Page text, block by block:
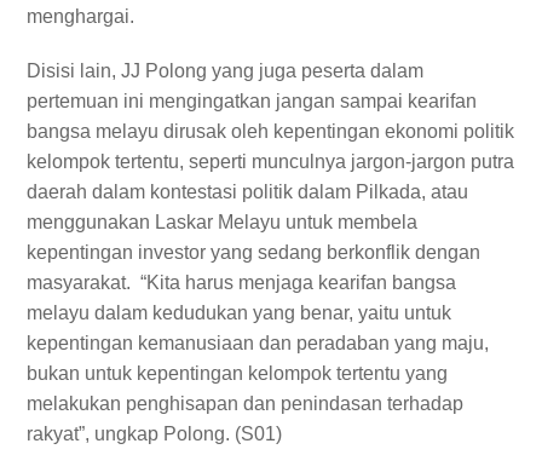
menghargai.
Disisi lain, JJ Polong yang juga peserta dalam
pertemuan ini mengingatkan jangan sampai kearifan
bangsa melayu dirusak oleh kepentingan ekonomi politik
kelompok tertentu, seperti munculnya jargon-jargon putra
daerah dalam kontestasi politik dalam Pilkada, atau
menggunakan Laskar Melayu untuk membela
kepentingan investor yang sedang berkonflik dengan
masyarakat. “Kita harus menjaga kearifan bangsa
melayu dalam kedudukan yang benar, yaitu untuk
kepentingan kemanusiaan dan peradaban yang maju,
bukan untuk kepentingan kelompok tertentu yang
melakukan penghisapan dan penindasan terhadap
rakyat”, ungkap Polong. (S01)